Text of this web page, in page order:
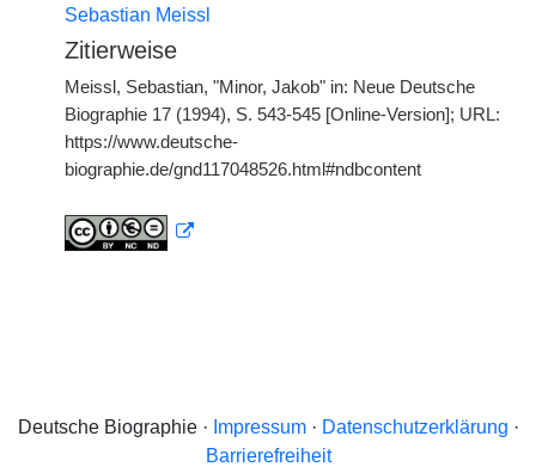
Sebastian Meissl
Zitierweise
Meissl, Sebastian, "Minor, Jakob" in: Neue Deutsche
Biographie 17 (1994), S. 543-545 [Online-Version]; URL:
https://www.deutsche-
biographie.de/gnd117048526.html#ndbcontent
Deutsche Biographie · Impressum· Datenschutzerklärung ·
Barrierefreiheit